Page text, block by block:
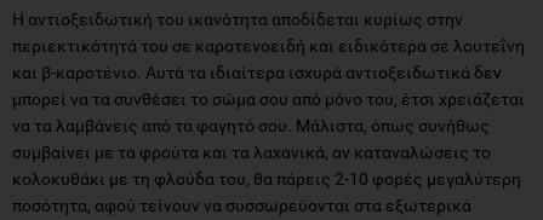
Η αντιοξειδωτική του ικανότητα αποδίδεται κυρίως στην
περιεκτικότητά του σε καροτενοειδή και ειδικότερα σε λουτεΐνη
και β-καροτένιο. Αυτά τα ιδιαίτερα ισχυρά αντιοξειδωτικά δεν
μπορεί να τα συνθέσει το σώμα σου από μόνο του, έτσι χρειάζεται
να τα λαμβάνεις από τα φαγητό σου. Μάλιστα, όπως συνήθως
συμβαίνει με τα φρούτα και τα λαχανικά, αν καταναλώσεις το
κολοκυθάκι με τη φλούδα του, θα πάρεις 2-10 φορές μεγαλύτερη
ποσότητα, αφού τείνουν να συσσωρεύονται στα εξωτερικά